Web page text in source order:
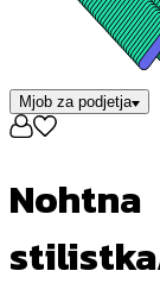
Mjob za podjetja
Nohtna